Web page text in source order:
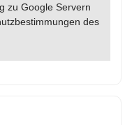
zu Google Servern
des